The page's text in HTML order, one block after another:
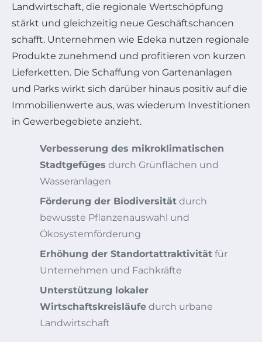
Landwirtschaft, die regionale Wertschöpfung
stärkt und gleichzeitig neue Geschäftschancen
schafft. Unternehmen wie Edeka nutzen regionale
Produkte zunehmend und profitieren von kurzen
Lieferketten. Die Schaffung von Gartenanlagen
und Parks wirkt sich darüber hinaus positiv auf die
Immobilienwerte aus, was wiederum Investitionen
in Gewerbegebiete anzieht.
Verbesserung des mikroklimatischen
Stadtgefüges durch Grünflächen und
Wasseranlagen
Förderung der Biodiversität durch
bewusste Pflanzenauswahl und
Ökosystemförderung
Erhöhung der Standortattraktivität für
Unternehmen und Fachkräfte
Unterstützung lokaler
Wirtschaftskreisläufe durch urbane
Landwirtschaft